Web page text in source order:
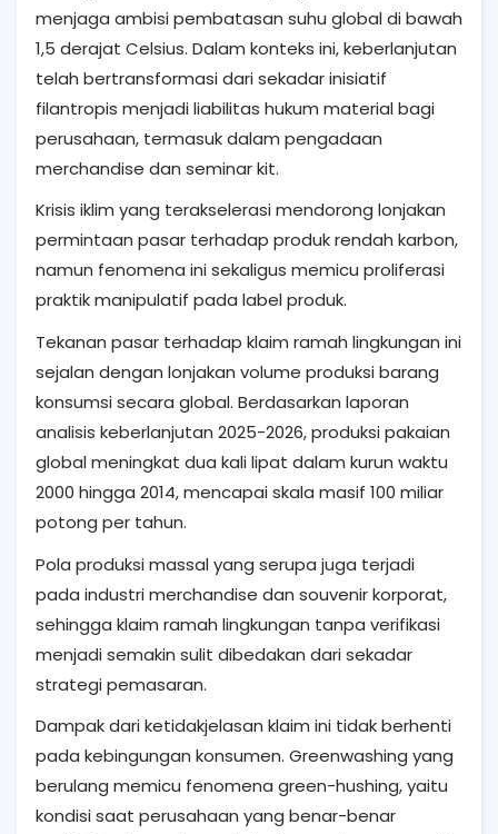
menjaga ambisi pembatasan suhu global di bawah
1,5 derajat Celsius. Dalam konteks ini, keberlanjutan
telah bertransformasi dari sekadar inisiatif
filantropis menjadi liabilitas hukum material bagi
perusahaan, termasuk dalam pengadaan
merchandise dan seminar kit.
Krisis iklim yang terakselerasi mendorong lonjakan
permintaan pasar terhadap produk rendah karbon,
namun fenomena ini sekaligus memicu proliferasi
praktik manipulatif pada label produk.
Tekanan pasar terhadap klaim ramah lingkungan ini
sejalan dengan lonjakan volume produksi barang
konsumsi secara global. Berdasarkan laporan
analisis keberlanjutan 2025-2026, produksi pakaian
global meningkat dua kali lipat dalam kurun waktu
2000 hingga 2014, mencapai skala masif 100 miliar
potong per tahun.
Pola produksi massal yang serupa juga terjadi
pada industri merchandise dan souvenir korporat,
sehingga klaim ramah lingkungan tanpa verifikasi
menjadi semakin sulit dibedakan dari sekadar
strategi pemasaran.
Dampak dari ketidakjelasan klaim ini tidak berhenti
pada kebingungan konsumen. Greenwashing yang
berulang memicu fenomena green-hushing, yaitu
kondisi saat perusahaan yang benar-benar